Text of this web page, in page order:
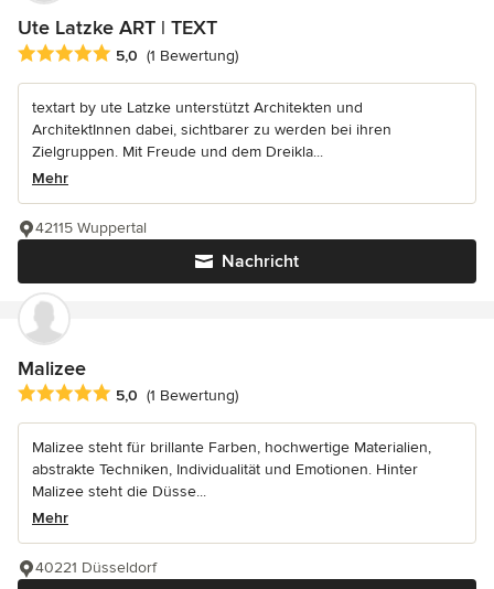
Ute Latzke ART | TEXT
Durchschnittliche Bewertung: 5 von 5 Sternen
5,0 (1 Bewertung)
textart by ute Latzke unterstützt Architekten und
ArchitektInnen dabei, sichtbarer zu werden bei ihren
Zielgruppen. Mit Freude und dem Dreikla...
Mehr
Nachricht
42115 Wuppertal
Malizee
Durchschnittliche Bewertung: 5 von 5 Sternen
5,0 (1 Bewertung)
Malizee steht für brillante Farben, hochwertige Materialien,
abstrakte Techniken, Individualität und Emotionen. Hinter
Malizee steht die Düsse...
Mehr
40221 Düsseldorf